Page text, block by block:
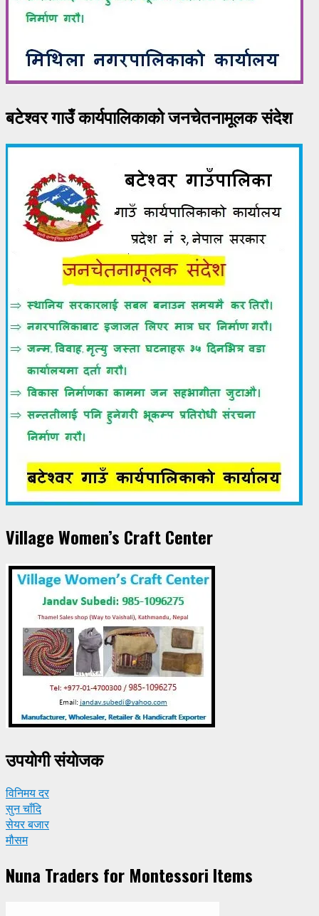
बटेश्वर गाउँ कार्यपालिकाको जनचेतनामूलक संदेश
Village Women’s Craft Center
उपयाेगी संयाेजक
विनिमय दर
सुन चाँदि
सेयर बजार
मौसम
Nuna Traders for Montessori Items